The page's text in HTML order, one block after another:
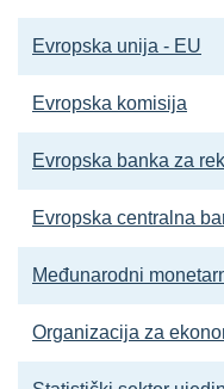
Evropska unija - EU
Evropska komisija
Evropska banka za
Evropska centralna
Međunarodni
Organizacija za